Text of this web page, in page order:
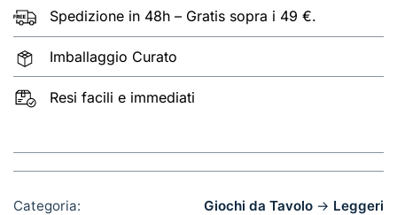
Spedizione in 48h – Gratis sopra i 49 €.
Imballaggio Curato
Resi facili e immediati
Categoria: Giochi da Tavolo → Leggeri